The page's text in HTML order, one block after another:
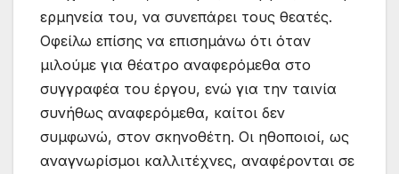
ερμηνεία του, να συνεπάρει τους θεατές.
Οφείλω επίσης να επισημάνω ότι όταν
μιλούμε για θέατρο αναφερόμεθα στο
συγγραφέα του έργου, ενώ για την ταινία
συνήθως αναφερόμεθα, καίτοι δεν
συμφωνώ, στον σκηνοθέτη. Οι ηθοποιοί, ως
αναγνωρίσμοι καλλιτέχνες, αναφέρονται σε